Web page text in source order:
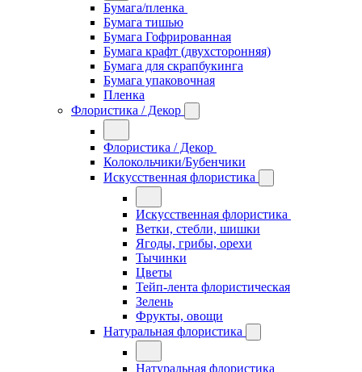
Бумага/пленка
Бумага тишью
Бумага Гофрированная
Бумага крафт (двухсторонняя)
Бумага для скрапбукинга
Бумага упаковочная
Пленка
Флористика / Декор
Флористика / Декор
Колокольчики/Бубенчики
Искусственная флористика
Искусственная флористика
Ветки, стебли, шишки
Ягоды, грибы, орехи
Тычинки
Цветы
Тейп-лента флористическая
Зелень
Фрукты, овощи
Натуральная флористика
Натуральная флористика